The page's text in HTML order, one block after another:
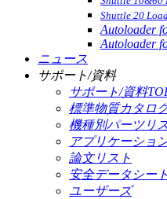
Shuttle 20
Autoloader
Autoloader
ニュース
サポート/資料
サポート/資料
標準物質カタロ
機種別パーツリ
アプリケーショ
論文リスト
安全データシート
ユーザーズ